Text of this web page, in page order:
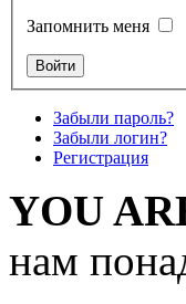
Запомнить меня
Забыли пароль?
Забыли логин?
Регистрация
YOU
нам